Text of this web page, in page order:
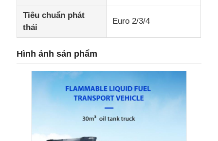
Tiêu chuẩn phát
thải
Euro 2/3/4
Hình ảnh sản phẩm